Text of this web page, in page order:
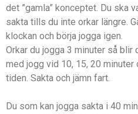
det ”gamla” konceptet. Du ska
sakta tills du inte orkar längre.
klockan och börja jogga igen.
Orkar du jogga 3 minuter så blir
med jogg vid 10, 15, 20 minuter
tiden. Sakta och jämn fart.
Du som kan jogga sakta i 40